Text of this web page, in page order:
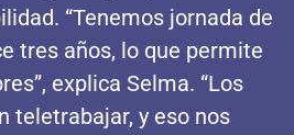
“Tenemos jornada de
tres años, lo que permite
explica Selma. “Los
teletrabajar, y eso nos